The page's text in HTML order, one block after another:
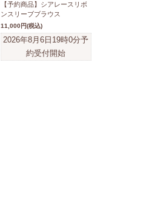
【予約商品】シアレースリボ
ンスリーブブラウス
11,000円(税込)
2026年8月6日19時0分予
約受付開始